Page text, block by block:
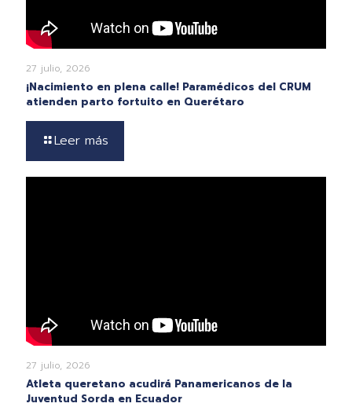
27 julio, 2026
¡Nacimiento en plena calle! Paramédicos del CRUM
atienden parto fortuito en Querétaro
Leer más
27 julio, 2026
Atleta queretano acudirá Panamericanos de la
Juventud Sorda en Ecuador